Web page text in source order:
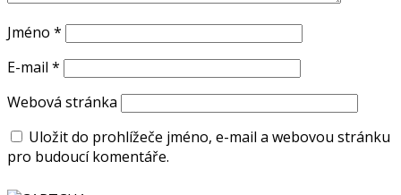
Jméno *
E-mail *
Webová stránka
Uložit do prohlížeče jméno, e-mail a webovou stránku
pro budoucí komentáře.